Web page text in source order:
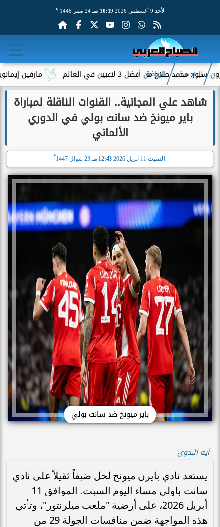
الأحد 10:19 صـ 24 صفر 1448 هـ
مارفين إيمانويل.. سائق 3 لاعبين في العالم
الرئيسية الرياضة
شاهد علي المجانية.. القنوات الناقلة لمباراة
باير ميونخ ضد سانت بولي في الدوري
الألماني
السبت 12:43 مـ 23 شوال 1447
هـ
باير ميونخ ضد سانت بولي
آيه البدوى
يستعد نادي بايرن ميونخ لحل ضيفاً ثقيلاً على نادي
سانت باولي مساء اليوم السبت، الموافق 11
أبريل 2026، على أرضية "ملعب ميلرنتور"، وتأتي
هذه المواجهة ضمن منافسات الجولة 29 من